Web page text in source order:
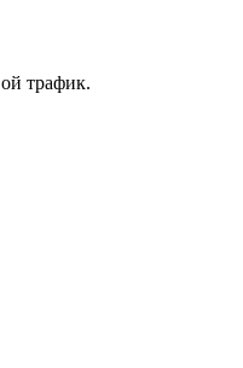
трафик.